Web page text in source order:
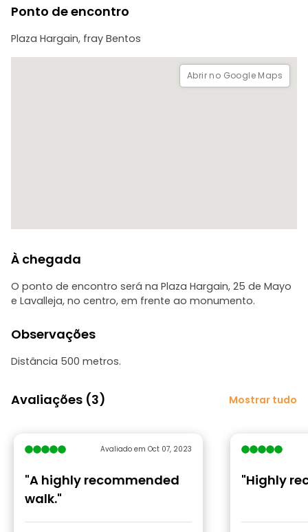
Ponto de encontro
Plaza Hargain, fray Bentos
Abrir no Google Maps
À chegada
O ponto de encontro será na Plaza Hargain, 25 de Mayo
e Lavalleja, no centro, em frente ao monumento.
Observações
Distância 500 metros.
Avaliações (3) Mostrar tudo
Avaliado em Oct 07, 2023
"A highly recommended
walk."
"Highly